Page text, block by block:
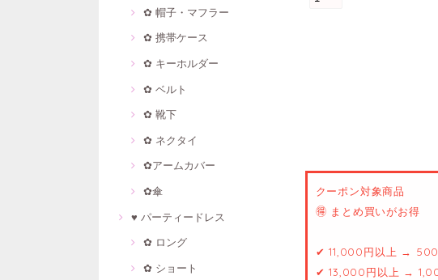
✿ 帽子・マフラー
✿ 携帯ケース
✿ キーホルダー
✿ ベルト
✿ 靴下
✿ ネクタイ
✿アームカバー
✿傘
♥ パーティードレス
✿ ロング
✿ ショート
クーポン対象商品
🉐 まとめ買いがお得
✔ 11,000円以上 → 500
✔ 13,000円以上 →